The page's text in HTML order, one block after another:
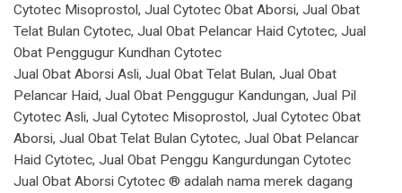
Cytotec Misoprostol, Jual Cytotec Obat Aborsi, Jual Obat
Telat Bulan Cytotec, Jual Obat Pelancar Haid Cytotec, Jual
Obat Penggugur Kundhan Cytotec
Jual Obat Aborsi Asli, Jual Obat Telat Bulan, Jual Obat
Pelancar Haid, Jual Obat Penggugur Kandungan, Jual Pil
Cytotec Asli, Jual Cytotec Misoprostol, Jual Cytotec Obat
Aborsi, Jual Obat Telat Bulan Cytotec, Jual Obat Pelancar
Haid Cytotec, Jual Obat Penggu Kangurdungan Cytotec
Jual Obat Aborsi Cytotec ® adalah nama merek dagang